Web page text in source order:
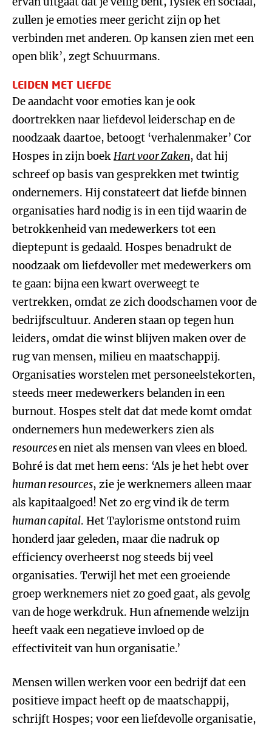
zullen je emoties meer gericht zijn op het
verbinden met anderen. Op kansen zien met een
open blik’, zegt Schuurmans.
LEIDEN MET LIEFDE
De aandacht voor emoties kan je ook
doortrekken naar liefdevol leiderschap en de
noodzaak daartoe, betoogt ‘verhalenmaker’ Cor
Hospes in zijn boekHart voor Zaken, dat hij
schreef op basis van gesprekken met twintig
ondernemers. Hij constateert dat liefde binnen
organisaties hard nodig is in een tijd waarin de
betrokkenheid van medewerkers tot een
dieptepunt is gedaald. Hospes benadrukt de
noodzaak om liefdevoller met medewerkers om
te gaan: bijna een kwart overweegt te
vertrekken, omdat ze zich doodschamen voor de
bedrijfscultuur. Anderen staan op tegen hun
leiders, omdat die winst blijven maken over de
rug van mensen, milieu en maatschappij.
Organisaties worstelen met personeelstekorten,
steeds meer medewerkers belanden in een
burnout. Hospes stelt dat dat mede komt omdat
ondernemers hun medewerkers zien als
resourcesen niet als mensen van vlees en bloed.
Bohré is dat met hem eens: ‘Als je het hebt over
human resources, zie je werknemers alleen maar
als kapitaalgoed! Net zo erg vind ik de term
human capital. Het Taylorisme ontstond ruim
honderd jaar geleden, maar die nadruk op
efficiency overheerst nog steeds bij veel
organisaties. Terwijl het met een groeiende
groep werknemers niet zo goed gaat, als gevolg
van de hoge werkdruk. Hun afnemende welzijn
heeft vaak een negatieve invloed op de
effectiviteit van hun organisatie.’
Mensen willen werken voor een bedrijf dat een
positieve impact heeft op de maatschappij,
schrijft Hospes; voor een liefdevolle organisatie,